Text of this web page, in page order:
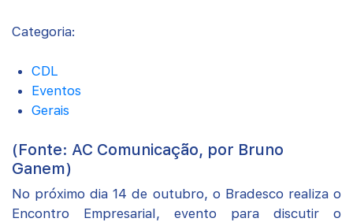
Categoria:
CDL
Eventos
Gerais
(Fonte: AC Comunicação, por Bruno
Ganem)
No próximo dia 14 de outubro, o Bradesco realiza o
Encontro Empresarial, evento para discutir o